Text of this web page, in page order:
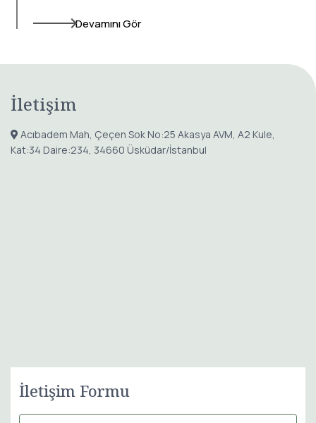
Devamını Gör
İletişim
Acıbadem Mah, Çeçen Sok No:25 Akasya AVM, A2 Kule,
Kat:34 Daire:234, 34660 Üsküdar/İstanbul
İletişim Formu